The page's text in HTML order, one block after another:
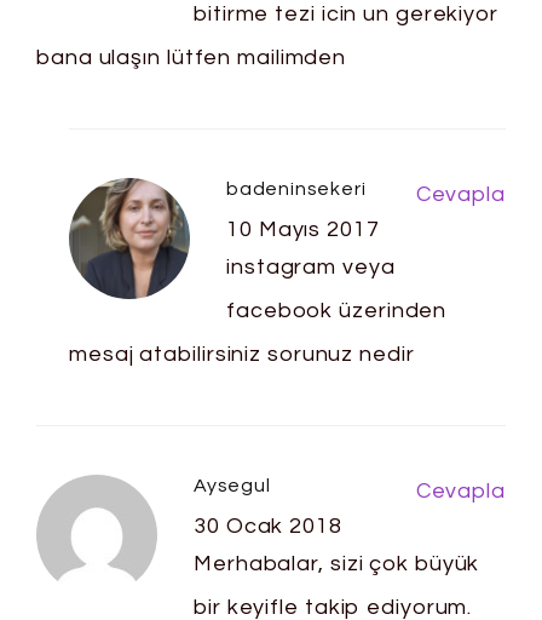
bitirme tezi icin un gerekiyor
bana ulaşın lütfen mailimden
badeninsekeri
10 Mayıs 2017
instagram veya
facebook üzerinden
mesaj atabilirsiniz sorunuz nedir
Cevapla
Aysegul
30 Ocak 2018
Merhabalar, sizi çok büyük
bir keyifle takip ediyorum.
Cevapla